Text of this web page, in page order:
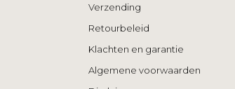
Verzending
Retourbeleid
Klachten en garantie
Algemene voorwaarden